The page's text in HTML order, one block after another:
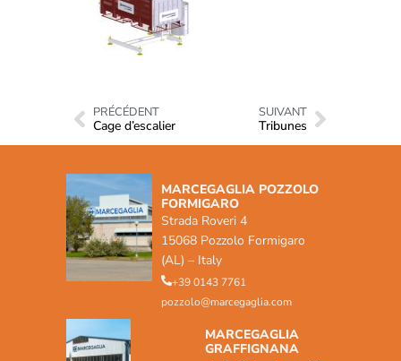
PRÉCÉDENT
Cage d’escalier
SUIVANT
Tribunes
MARCEGAGLIA POZZOLO
FORMIGARO
Strada Roveri 4
15068 Pozzolo Formigaro
(AL) – Italy
+39 0143 7761
pozzolo@marcegaglia.com
MARCEGAGLIA
GRAFFIGNANA